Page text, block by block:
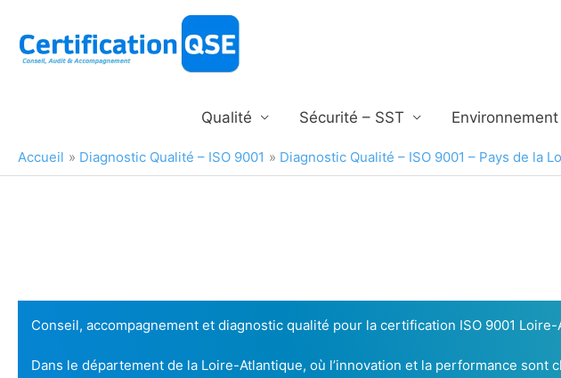
contenu
Qualité Sécurité – SST Environnement
Accueil Diagnostic Qualité – ISO 9001 Diagnostic Qualité – ISO 9001 – Pays de la
Conseil, accompagnement et diagnostic qualité pour la certification ISO 9001
Dans le département de la Loire-Atlantique, où l’innovation et la performance sont